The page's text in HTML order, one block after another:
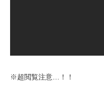
※超閲覧注意…！！